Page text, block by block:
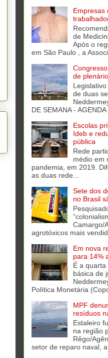
Empresas
de
Após o
em São Paulo , a
de
de duas
DE SEMANA - AGENDA
Escolas
Ideb e
pública
Rede
médio em
pandemia, em 2019.
as duas rede...
Sete dos
no Brasil
Camargo/
agrotóxicos mais
Em nova
para 14%
É a
básica de
Política Monetária
MPF
resíduos
Estaleiro
na região
Rêgo/
setor de reparo naval,